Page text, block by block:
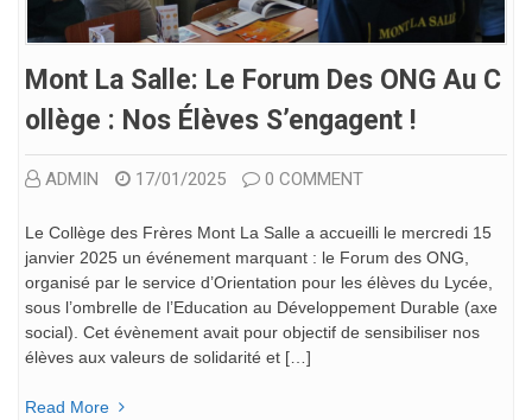
Mont La Salle: Le Forum Des ONG Au C
Ollège : Nos Élèves S’engagent !
ADMIN 17/01/2025 0 COMMENT
Le Collège des Frères Mont La Salle a accueilli le mercredi 15
janvier 2025 un événement marquant : le Forum des ONG,
organisé par le service d’Orientation pour les élèves du Lycée,
sous l’ombrelle de l’Education au Développement Durable (axe
social). Cet évènement avait pour objectif de sensibiliser nos
élèves aux valeurs de solidarité et […]
Read More